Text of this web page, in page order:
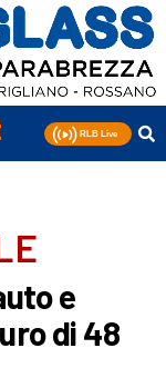
e
di 48